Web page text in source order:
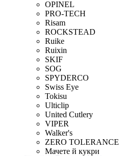
OPINEL
PRO-TECH
Risam
ROCKSTEAD
Ruike
Ruixin
SKIF
SOG
SPYDERCO
Swiss Eye
Tokisu
Ulticlip
United Cutlery
VIPER
Walker's
ZERO TOLERANCE
Мачете й кукри